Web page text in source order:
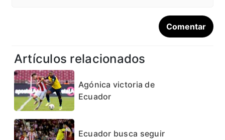
Artículos relacionados
Agónica victoria de
Ecuador
Ecuador busca seguir